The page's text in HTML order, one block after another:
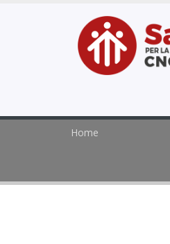
Home